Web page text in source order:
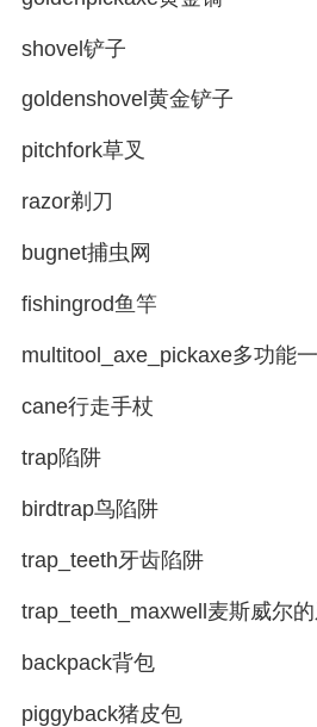
shovel铲子
goldenshovel黄金铲子
pitchfork草叉
razor剃刀
bugnet捕虫网
fishingrod鱼竿
multitool_axe_pickaxe多功能
cane行走手杖
trap陷阱
birdtrap鸟陷阱
trap_teeth牙齿陷阱
trap_teeth_maxwell麦斯威尔
backpack背包
piggyback猪皮包